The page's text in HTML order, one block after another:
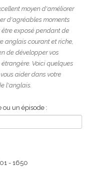
moyen d'améliorer
d'agréables moments
exposé pendant de
anglais courant et riche,
de développer vos
Voici quelques
aider dans votre
l'anglais.
ou un épisode :
- 1650